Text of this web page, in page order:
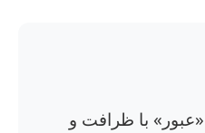
با ظرافت و